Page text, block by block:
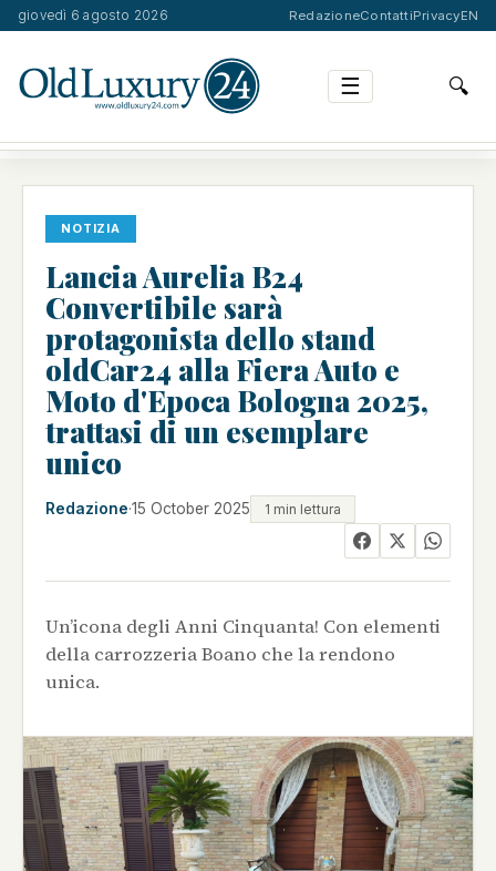
giovedì 6 agosto 2026 RedazioneContattiPrivacyEN
☰ 🔍
NOTIZIA
Lancia Aurelia B24
Convertibile sarà
protagonista dello stand
oldCar24 alla Fiera Auto e
Moto d'Epoca Bologna 2025,
trattasi di un esemplare
unico
Redazione·15 October 2025 1 min lettura
Un’icona degli Anni Cinquanta! Con elementi
della carrozzeria Boano che la rendono
unica.